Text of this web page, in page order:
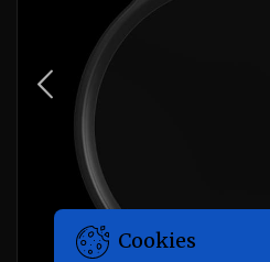
Cookies